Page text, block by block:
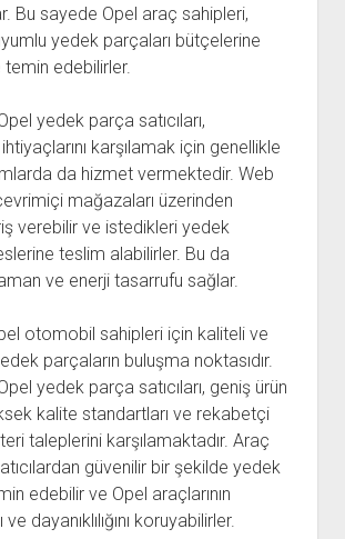
Bu sayede Opel araç sahipleri,
yedek parçaları bütçelerine
temin edebilirler.
yedek parça satıcıları,
karşılamak için genellikle
da hizmet vermektedir. Web
mağazaları üzerinden
verebilir ve istedikleri yedek
teslim alabilirler. Bu da
ve enerji tasarrufu sağlar.
otomobil sahipleri için kaliteli ve
parçaların buluşma noktasıdır.
yedek parça satıcıları, geniş ürün
kalite standartları ve rekabetçi
taleplerini karşılamaktadır. Araç
güvenilir bir şekilde yedek
edebilir ve Opel araçlarının
dayanıklılığını koruyabilirler.